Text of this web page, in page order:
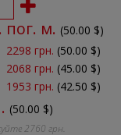
пог. м. (50.00 $)
2298 грн. (50.00 $)
2068 грн. (45.00 $)
1953 грн. (42.50 $)
(50.00 $)
2760 грн.